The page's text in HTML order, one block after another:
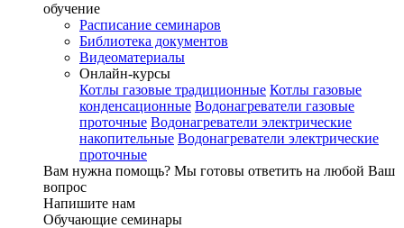
обучение
Расписание семинаров
Библиотека документов
Видеоматериалы
Онлайн-курсы
Котлы газовые традиционные Котлы газовые
конденсационные Водонагреватели газовые
проточные Водонагреватели электрические
накопительные Водонагреватели электрические
проточные
Вам нужна помощь? Мы готовы ответить на любой Ваш
вопрос
Напишите нам
Обучающие семинары